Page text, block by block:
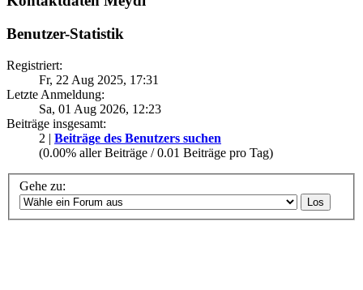
Benutzer-Statistik
Registriert:
Fr, 22 Aug 2025, 17:31
Letzte Anmeldung:
Sa, 01 Aug 2026, 12:23
Beiträge insgesamt:
2 | Beiträge des Benutzers suchen
(0.00% aller Beiträge / 0.01 Beiträge pro Tag)
Gehe zu: